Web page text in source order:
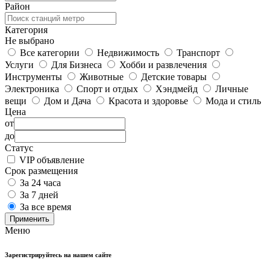
Район
Категория
Не выбрано
Все категории
Недвижимость
Транспорт
Услуги
Для Бизнеса
Хобби и развлечения
Инструменты
Животные
Детские товары
Электроника
Спорт и отдых Хэндмейд
Личные
вещи
Дом и Дача Красота и здоровье
Мода и стиль
Цена
от
до
Статус
VIP объявление
Срок размещения
За 24 часа
За 7 дней
За все время
Применить
Меню
Зарегистрируйтесь на нашем сайте